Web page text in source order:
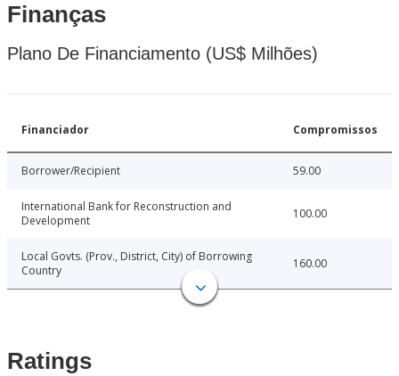
Finanças
Plano De Financiamento (US$ Milhões)
Financiador Compromissos
Borrower/Recipient 59.00
International Bank for Reconstruction and
Development
100.00
Local Govts. (Prov., District, City) of Borrowing
Country
160.00
Ratings